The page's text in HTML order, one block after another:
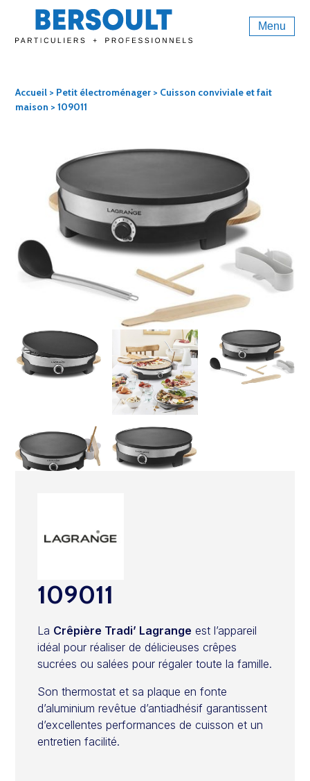
Menu
Accueil > Petit électroménager > Cuisson conviviale et fait
maison > 109011
109011
La Crêpière Tradi’ Lagrange est l’appareil
idéal pour réaliser de délicieuses crêpes
sucrées ou salées pour régaler toute la famille.
Son thermostat et sa plaque en fonte
d’aluminium revêtue d’antiadhésif garantissent
d’excellentes performances de cuisson et un
entretien facilité.